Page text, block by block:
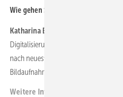
Wie gehen Sie mit Datenschutz um?
Katharina Bäuerle:
Digitalisierungsmaßnahmen größten
nach neuesten Standards
Bildaufnahmen, wenn Personal vor Ort
Weitere Informationen: